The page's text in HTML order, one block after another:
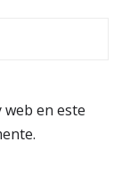
en este